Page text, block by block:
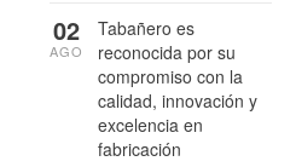
Tabañero es
reconocida por su
compromiso con la
calidad, innovación y
excelencia en
fabricación
02
AGO